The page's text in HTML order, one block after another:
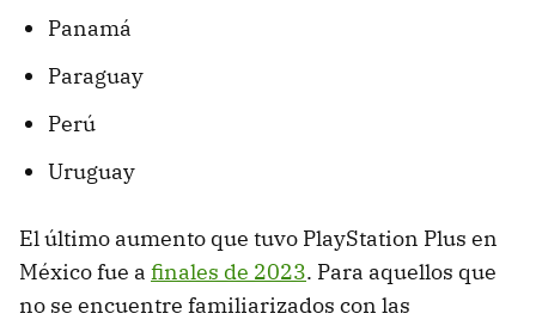
Panamá
Paraguay
Perú
Uruguay
El último aumento que tuvo PlayStation Plus en
México fue a finales de 2023. Para aquellos que
no se encuentre familiarizados con las